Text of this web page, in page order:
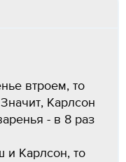
втроем, то
Карлсон
- в 8 раз
Карлсон, то